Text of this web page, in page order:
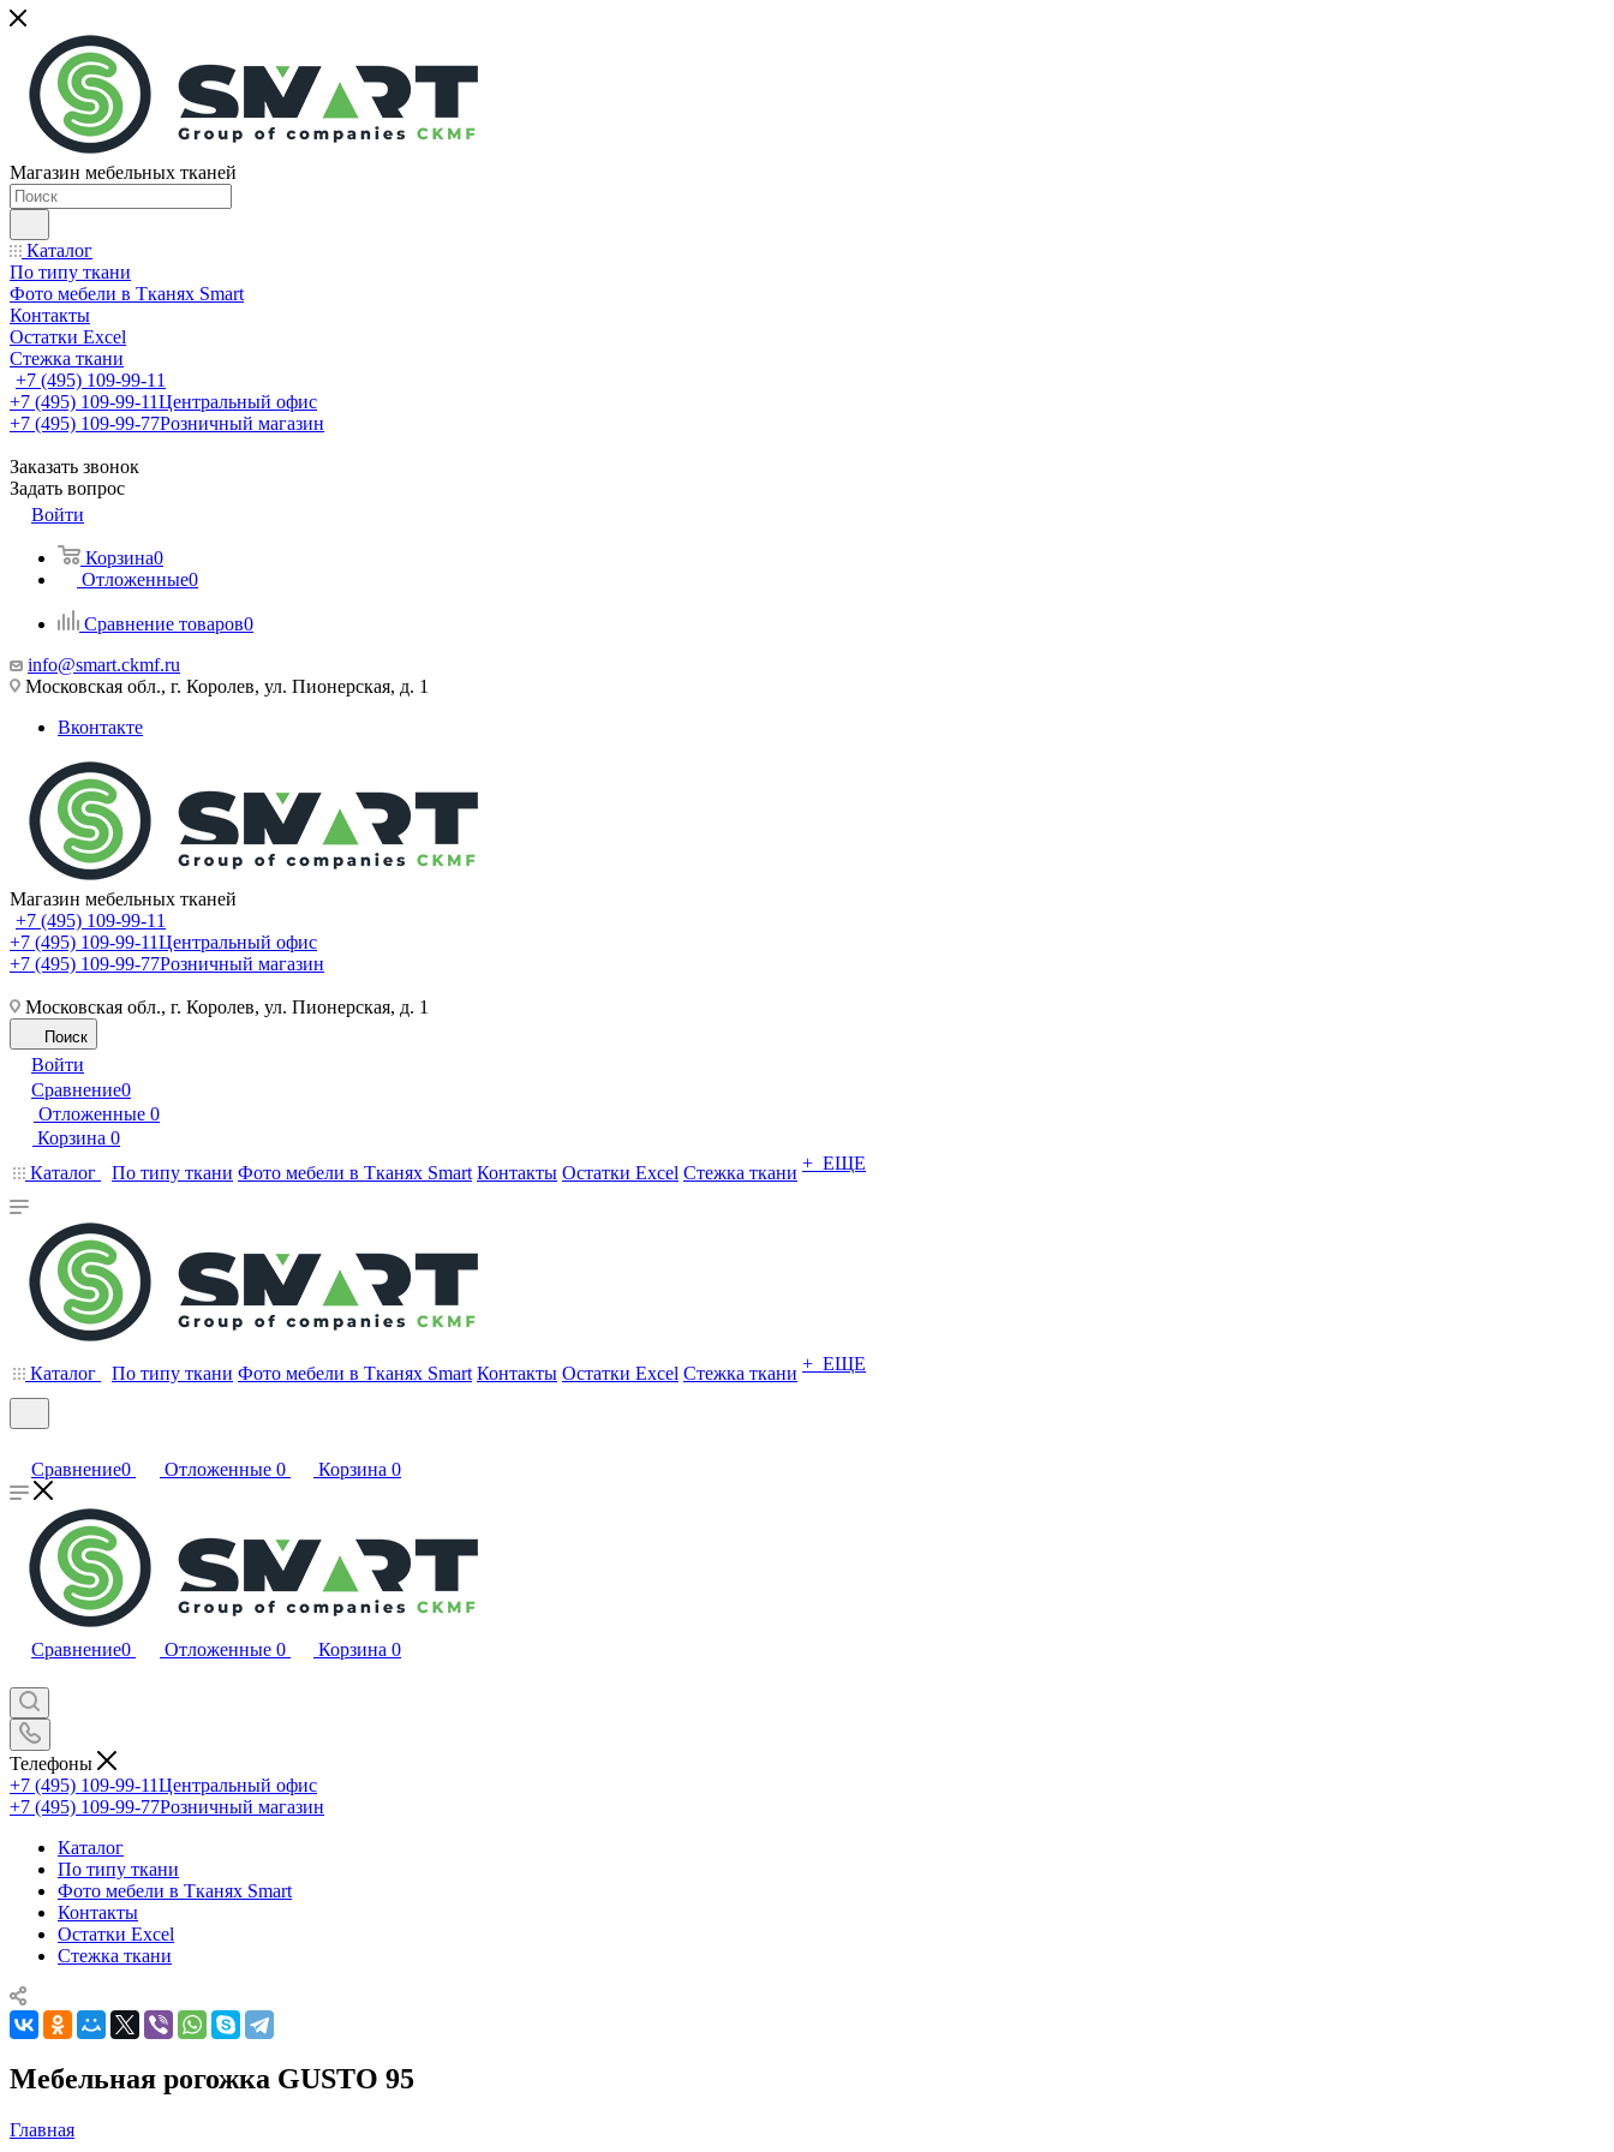
Магазин мебельных тканей
Каталог
По типу ткани
Фото мебели в Тканях Smart
Контакты
Остатки Excel
Стежка ткани
+7 (495) 109-99-11
+7 (495) 109-99-11Центральный офис
+7 (495) 109-99-77Розничный магазин
Заказать звонок
Задать вопрос
Войти
Корзина0
Отложенные0
Сравнение товаров0
info@smart.ckmf.ru
Московская обл., г. Королев, ул. Пионерская, д. 1
Вконтакте
Магазин мебельных тканей
+7 (495) 109-99-11
+7 (495) 109-99-11Центральный офис
+7 (495) 109-99-77Розничный магазин
Московская обл., г. Королев, ул. Пионерская, д. 1
Поиск
Войти
Сравнение0
Отложенные 0
Корзина 0
Каталог
По типу ткани Фото мебели в Тканях Smart Контакты Остатки Excel Стежка ткани + ЕЩЕ
Каталог По типу ткани Фото мебели в Тканях Smart Контакты Остатки Excel Стежка ткани + ЕЩЕ
Сравнение0 Отложенные 0 Корзина 0
Сравнение0 Отложенные 0 Корзина 0
Телефоны
+7 (495) 109-99-11Центральный офис
+7 (495) 109-99-77Розничный магазин
Каталог
По типу ткани
Фото мебели в Тканях Smart
Контакты
Остатки Excel
Стежка ткани
Мебельная рогожка GUSTO 95
Главная